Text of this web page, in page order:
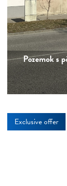
Pozemok s
Exclusive offer